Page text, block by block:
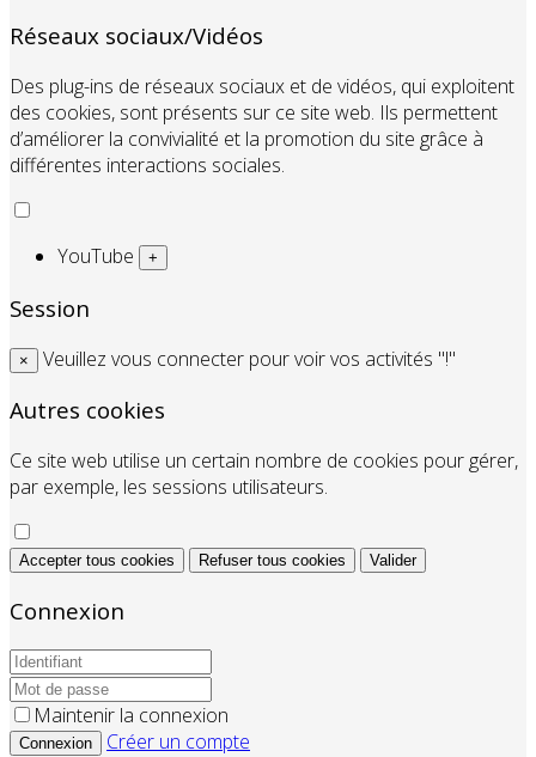
Réseaux sociaux/Vidéos
Des plug-ins de réseaux sociaux et de vidéos, qui exploitent
des cookies, sont présents sur ce site web. Ils permettent
d’améliorer la convivialité et la promotion du site grâce à
différentes interactions sociales.
YouTube +
Session
× Veuillez vous connecter pour voir vos activités "!"
Autres cookies
Ce site web utilise un certain nombre de cookies pour gérer,
par exemple, les sessions utilisateurs.
Accepter tous cookies Refuser tous cookies Valider
Connexion
Maintenir la connexion
Connexion
Créer un compte